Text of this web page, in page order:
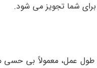
شما تجویز می شود.
طول عمل، معمولاً بی